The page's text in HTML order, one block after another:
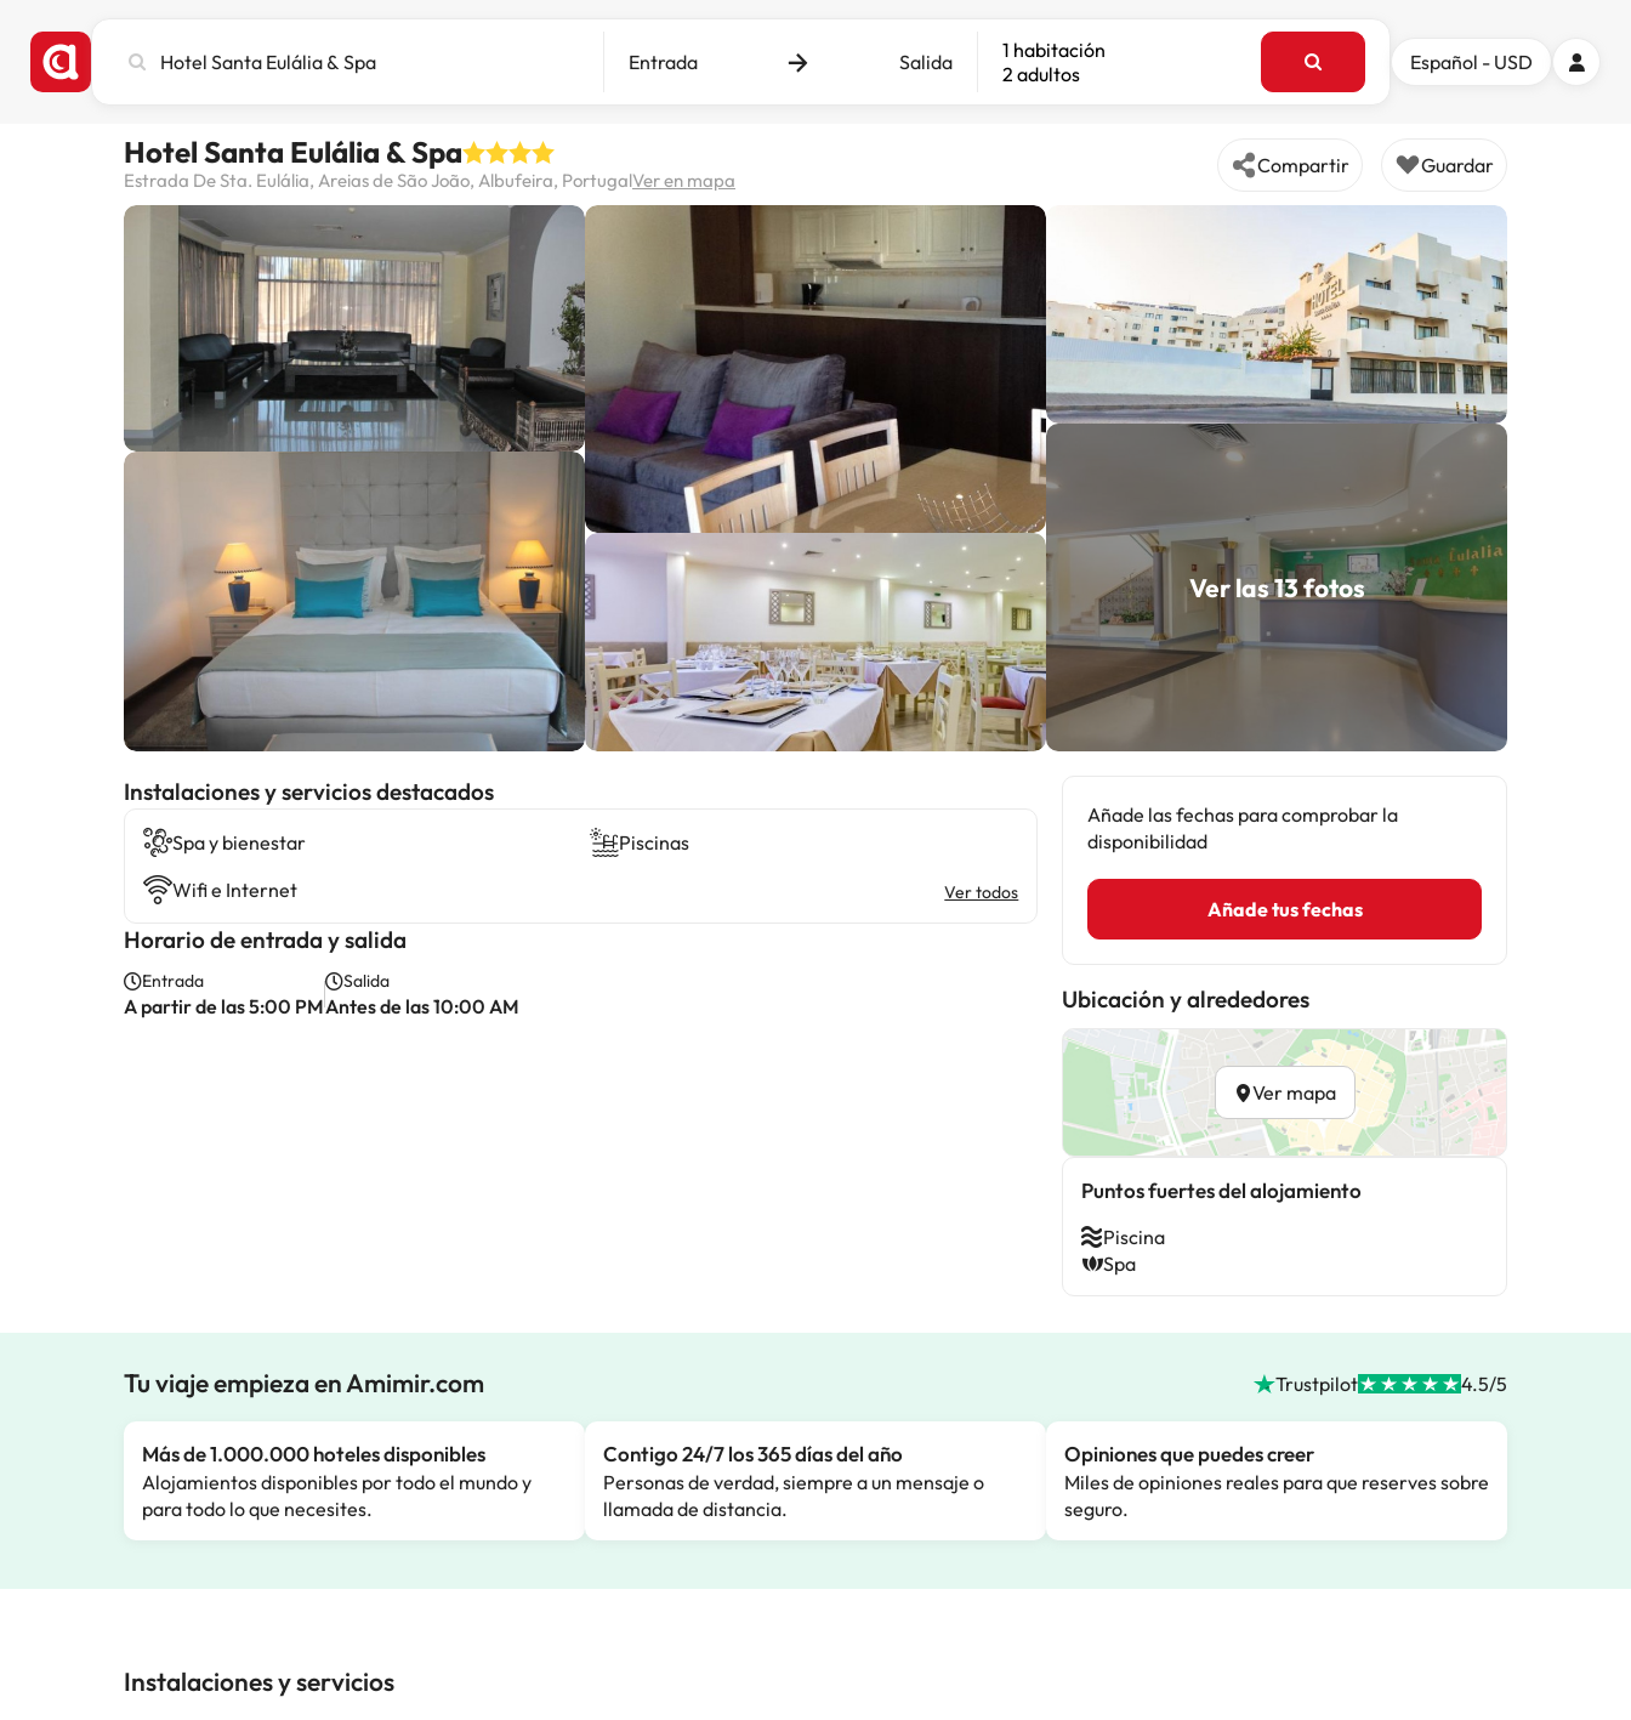
ciudad,
destino
Entrada Salida
1 habitación
2 adultos
Español - USD
Hotel Santa Eulália & Spa
Estrada De Sta. Eulália, Areias de São João, Albufeira, PortugalVer en mapa
Compartir Guardar
Ver las 13 fotos
Instalaciones y servicios destacados
Spa y bienestar
Piscinas
Wifi e Internet
Ver todos
Horario de entrada y salida
Entrada
A partir de las 5:00 PM
Salida
Antes de las 10:00 AM
Añade las fechas para comprobar la
disponibilidad
Añade tus fechas
Ubicación y alrededores
Ver mapa
Puntos fuertes del alojamiento
Piscina
Spa
Tu viaje empieza en Amimir.com Trustpilot 4.5/5
Más de 1.000.000 hoteles disponibles
Alojamientos disponibles por todo el mundo y
para todo lo que necesites.
Contigo 24/7 los 365 días del año
Personas de verdad, siempre a un mensaje o
llamada de distancia.
Opiniones que puedes creer
Miles de opiniones reales para que reserves sobre
seguro.
Instalaciones y servicios